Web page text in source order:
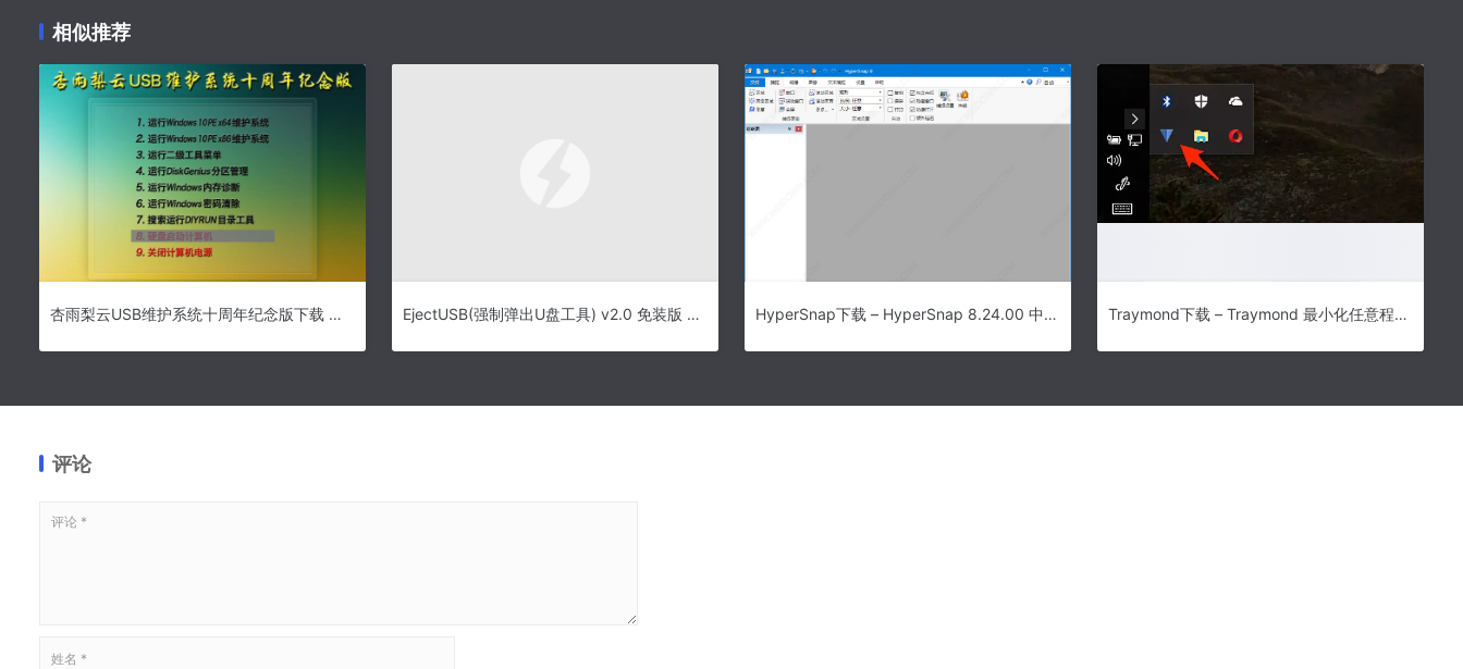
相似推荐
杏雨梨云USB维护系统十周年纪念版下载 杏雨梨云USB维护系统十周年纪念版 2009-2019 免费安装版 EjectUSB(强制弹出U盘工具) v2.0 免装版 64位 HyperSnap下载 – HyperSnap 8.24.00 中文破解版 Traymond下载 – Traymond 最小化任意程序到系统托盘 1.0.4 免费版
评论